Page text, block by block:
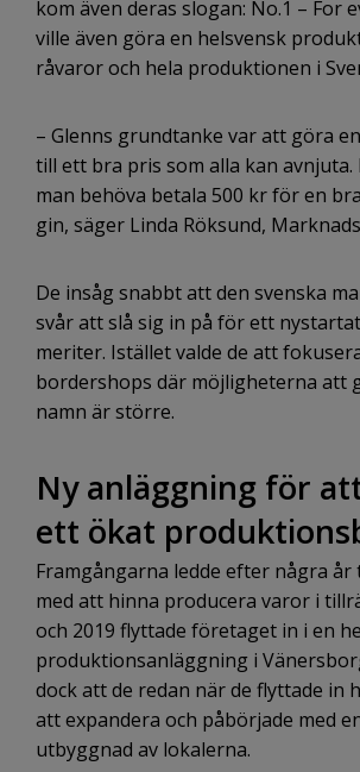
kom även deras slogan: No.1 – For
ville även göra en helsvensk
råvaror och hela produktionen i
– Glenns grundtanke var att göra
till ett bra pris som alla kan avnjuta.
man behöva betala 500 kr för en
gin, säger Linda Röksund,
De insåg snabbt att den svenska
svår att slå sig in på för ett
meriter. Istället valde de att
bordershops där möjligheterna att
namn är större.
Ny anläggning för
ett ökat
Framgångarna ledde efter några
med att hinna producera varor i
och 2019 flyttade företaget in i en
produktionsanläggning i
dock att de redan när de flyttade in
att expandera och påbörjade med
utbyggnad av lokalerna.